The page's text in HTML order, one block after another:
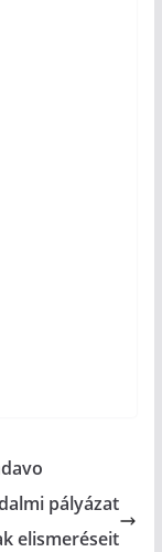
pályázat
elismeréseit